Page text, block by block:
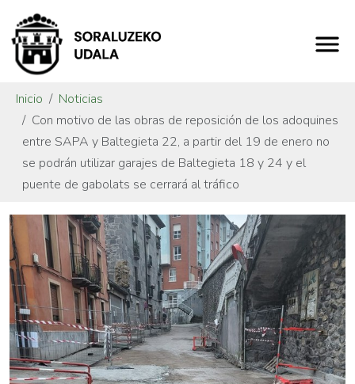
Inicio
Noticias
Con motivo de las obras de reposición de los adoquines
entre SAPA y Baltegieta 22, a partir del 19 de enero no
se podrán utilizar garajes de Baltegieta 18 y 24 y el
puente de gabolats se cerrará al tráfico